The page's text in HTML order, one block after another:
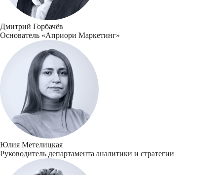
Дмитрий Горбачёв
Основатель «Априори Маркетинг»
Юлия Метелицкая
Руководитель департамента аналитики и стратегии